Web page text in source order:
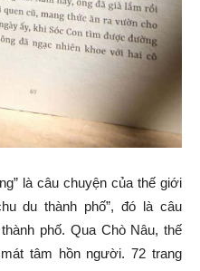
là câu chuyện của thế giới
du thành phố”, đó là câu
phố. Qua Chò Nâu, thế
tâm hồn người. 72 trang